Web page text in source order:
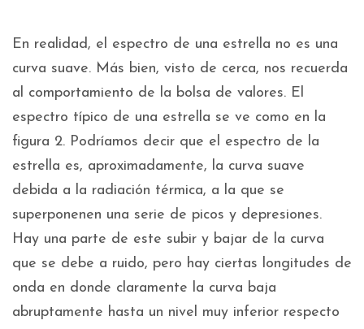
En realidad, el espectro de una estrella no es una
curva suave. Más bien, visto de cerca, nos recuerda
al comportamiento de la bolsa de valores. El
espectro típico de una estrella se ve como en la
figura 2. Podríamos decir que el espectro de la
estrella es, aproximadamente, la curva suave
debida a la radiación térmica, a la que se
superponenen una serie de picos y depresiones.
Hay una parte de este subir y bajar de la curva
que se debe a ruido, pero hay ciertas longitudes de
onda en donde claramente la curva baja
abruptamente hasta un nivel muy inferior respecto